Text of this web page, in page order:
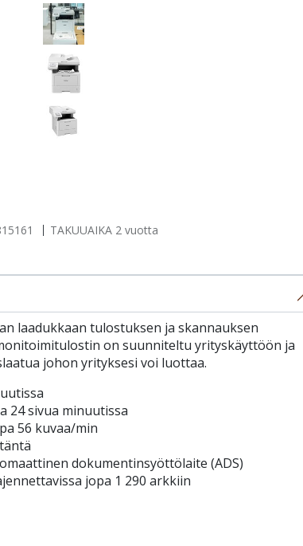
TAKUUAIKA 2 vuotta
laadukkaan tulostuksen ja skannauksen
on suunniteltu yrityskäyttöön ja
johon yrityksesi voi luottaa.
24 sivua minuutissa
56 kuvaa/min
dokumentinsyöttölaite (ADS)
jopa 1 290 arkkiin